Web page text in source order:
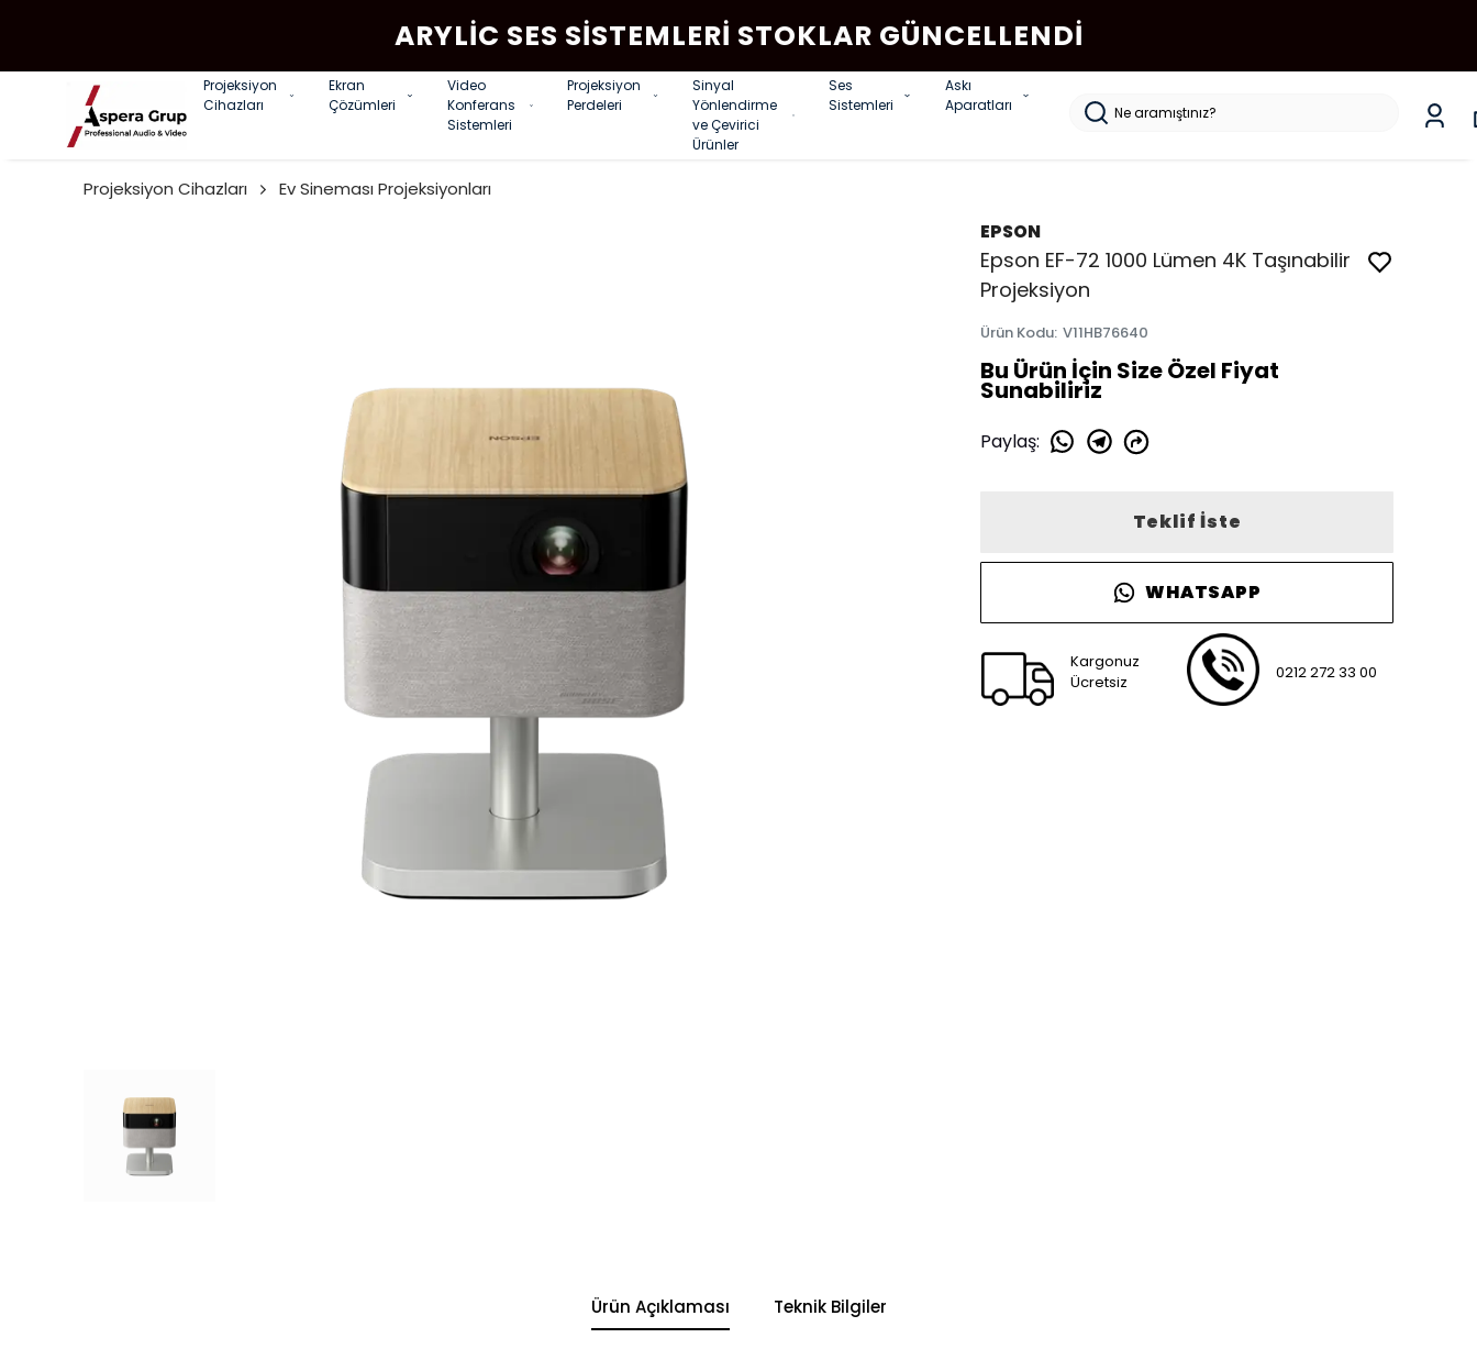
ARYLIC SES SISTEMLERI STOKLAR GÜNCELLENDI
Projeksiyon
Cihazları
Ekran
Çözümleri
Video
Konferans
Sistemleri
Projeksiyon
Perdeleri
Sinyal
Yönlendirme
ve Çevirici
Ürünler
Ses
Sistemleri
Askı
Aparatları
Projeksiyon Cihazları Ev Sineması Projeksiyonları
EPSON
Epson EF-72 1000 Lümen 4K Taşınabilir
Projeksiyon
Ürün Kodu: V11HB76640
Bu Ürün İçin Size Özel Fiyat
Sunabiliriz
Paylaş:
Teklif İste
WHATSAPP
Kargonuz
Ücretsiz
0212 272 33 00
Ürün Açıklaması Teknik Bilgiler